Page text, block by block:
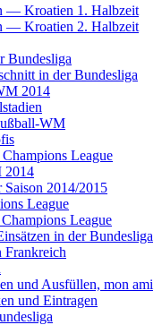
— Kroatien 1. Halbzeit
— Kroatien 2. Halbzeit
Bundesliga
in der Bundesliga
2014
WM
League
2014
Saison 2014/2015
League
League
in der Bundesliga
und Ausfüllen, mon ami
und Eintragen